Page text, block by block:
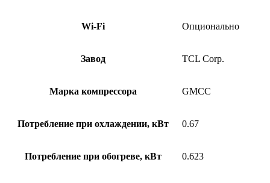
Wi-Fi Опционально
Завод TCL Corp.
Марка компрессора GMCC
Потребление при охлаждении, кВт 0.67
Потребление при обогреве, кВт 0.623